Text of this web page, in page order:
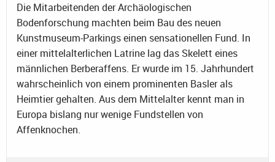
Die Mitarbeitenden der Archäologischen
Bodenforschung machten beim Bau des neuen
Kunstmuseum-Parkings einen sensationellen Fund. In
einer mittelalterlichen Latrine lag das Skelett eines
männlichen Berberaffens. Er wurde im 15. Jahrhundert
wahrscheinlich von einem prominenten Basler als
Heimtier gehalten. Aus dem Mittelalter kennt man in
Europa bislang nur wenige Fundstellen von
Affenknochen.